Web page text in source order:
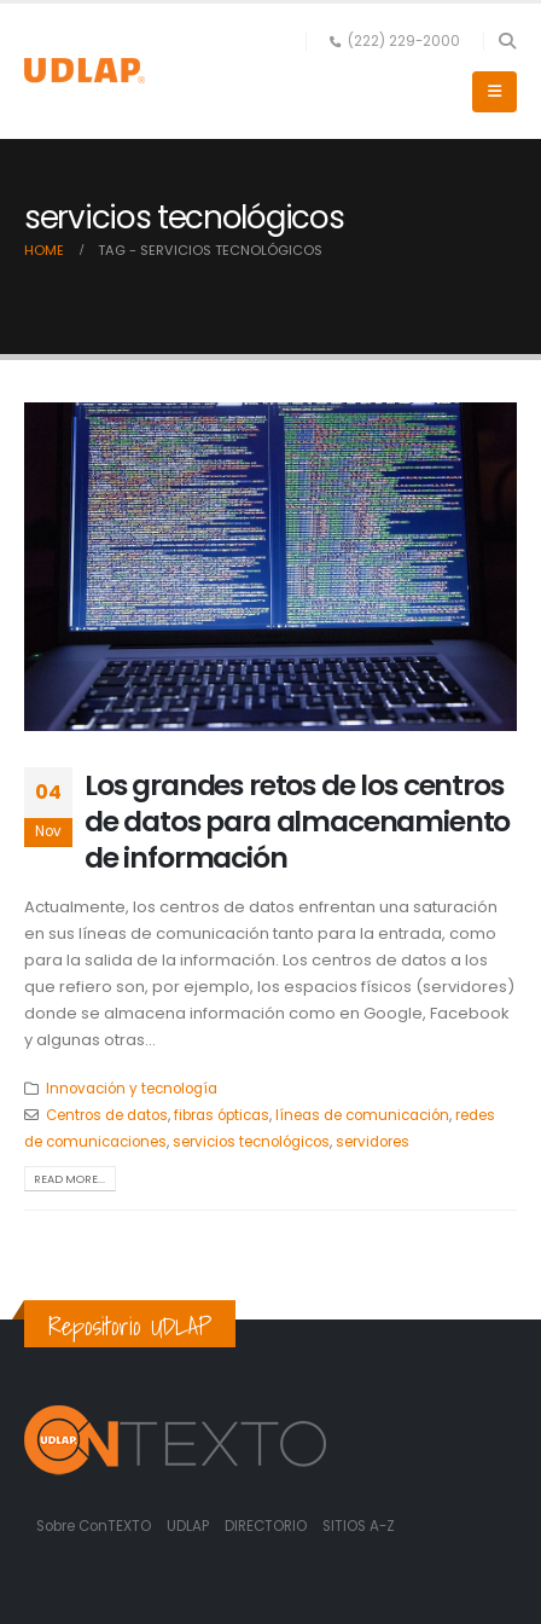
(222) 229-2000
servicios tecnológicos
HOME TAG - SERVICIOS TECNOLÓGICOS
04
Nov
Los grandes retos de los centros
de datos para almacenamiento
de información
Actualmente, los centros de datos enfrentan una saturación
en sus líneas de comunicación tanto para la entrada, como
para la salida de la información. Los centros de datos a los
que refiero son, por ejemplo, los espacios físicos (servidores)
donde se almacena información como en Google, Facebook
y algunas otras...
Innovación y tecnología
Centros de datos,fibras ópticas,líneas de comunicación,redes
de comunicaciones,servicios tecnológicos,servidores
READ MORE...
Repositorio UDLAP
Sobre ConTEXTO UDLAP DIRECTORIO SITIOS A-Z